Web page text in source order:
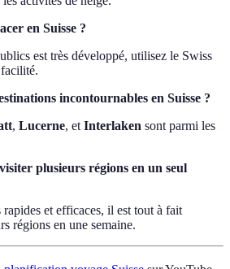
en Suisse ?
est très développé, utilisez le Swiss
incontournables en Suisse ?
, Lucerne, etInterlaken sont parmi les
plusieurs régions en un seul
et efficaces, il est tout à fait
régions en une semaine.